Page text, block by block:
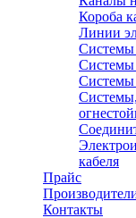
Короба
Линии
Системы
Системы
кабеля
Прайс
Контакты